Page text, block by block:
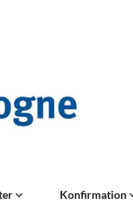
Konfirmation